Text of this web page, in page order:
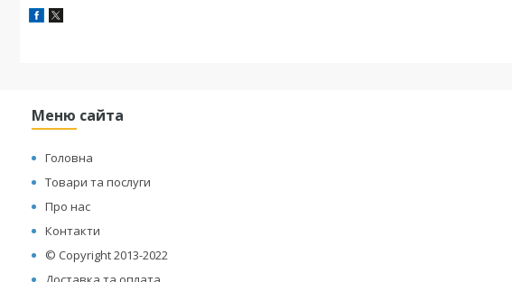
Меню сайта
Головна
Товари та послуги
Про нас
Контакти
© Copyright 2013-2022